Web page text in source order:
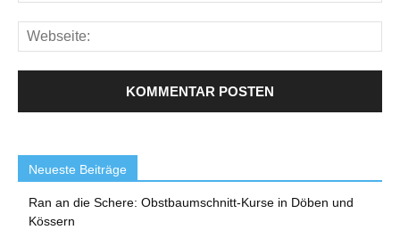
Neueste Beiträge
Ran an die Schere: Obstbaumschnitt-Kurse in Döben und
Kössern